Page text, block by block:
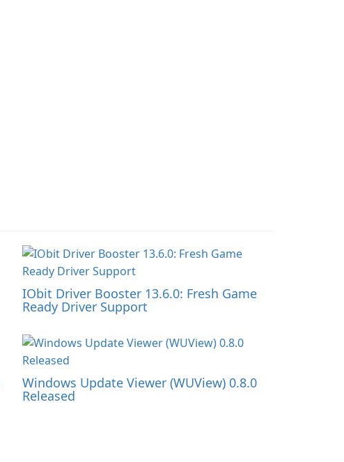
IObit Driver Booster 13.6.0: Fresh Game
Ready Driver Support
Windows Update Viewer (WUView) 0.8.0
Released